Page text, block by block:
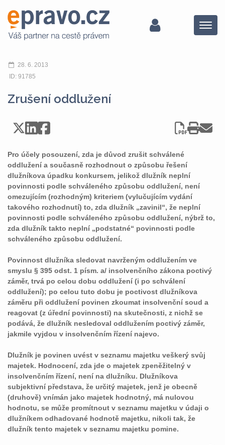
Menu
28. 6. 2013
ID: 91785
Zrušení oddlužení
Pro účely posouzení, zda je důvod zrušit schválené
oddlužení a současně rozhodnout o způsobu řešení
dlužníkova úpadku konkursem, jelikož dlužník neplní
povinnosti podle schváleného způsobu oddlužení, není
omezujícím (rozhodným) kriteriem (vylučujícím vydání
takového rozhodnutí) to, zda dlužník „zavinil“, že neplní
povinnosti podle schváleného způsobu oddlužení, nýbrž to,
zda dlužník takto neplní „podstatné“ povinnosti podle
schváleného způsobu oddlužení.
Povinnost dlužníka sledovat navrženým oddlužením ve
smyslu § 395 odst. 1 písm. a/ insolvenčního zákona poctivý
záměr, trvá po celou dobu oddlužení (i po schválení
oddlužení); po celou tuto dobu je poctivost dlužníkova
záměru při oddlužení povinen zkoumat insolvenční soud a
reagovat (z úřední povinnosti) na skutečnosti, z nichž se
podává, že dlužník nesledoval oddlužením poctivý záměr,
jakmile vyjdou v insolvenčním řízení najevo.
Dlužník je povinen uvést v seznamu majetku veškerý svůj
majetek. Hodnocení, zda jde o majetek zpeněžitelný v
insolvenčním řízení, není na dlužníku. Dlužníkova
subjektivní představa, že určitý majetek, jenž je obecně
(druhově) vnímán jako majetek hodnotný, má nulovou
hodnotu, se může promítnout v seznamu majetku v údaji o
dlužníkem odhadované hodnotě majetku, nikoli tak, že
dlužník tento majetek v seznamu majetku pomine.